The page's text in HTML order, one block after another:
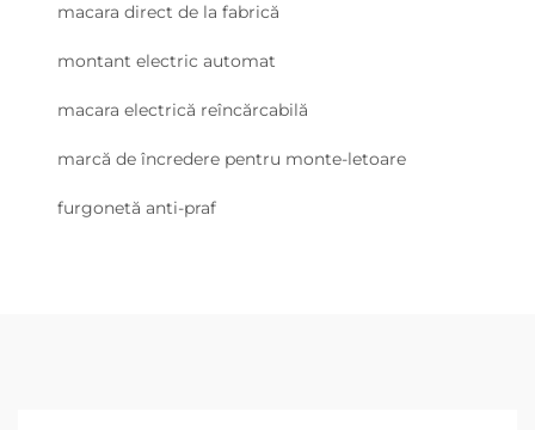
macara direct de la fabrică
montant electric automat
macara electrică reîncărcabilă
marcă de încredere pentru monte-letoare
furgonetă anti-praf